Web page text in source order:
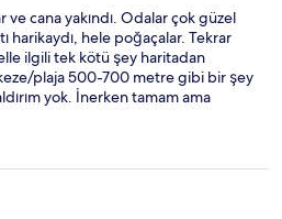
cana yakındı. Odalar çok güzel
harikaydı, hele poğaçalar. Tekrar
ilgili tek kötü şey haritadan
plaja 500-700 metre gibi bir şey
yok. İnerken tamam ama
gücenli değil yolun yarısında
yanında yürüyorsunuz. Bunun